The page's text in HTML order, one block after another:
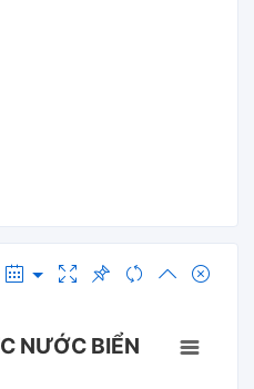
NƯỚC BIỂN